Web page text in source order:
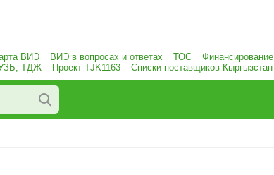
ВИЭ ВИЭ в вопросах и ответах ТОС
Финансирование
УЗБ, ТДЖ
Проект TJK1163 Списки поставщиков Кыргызстан